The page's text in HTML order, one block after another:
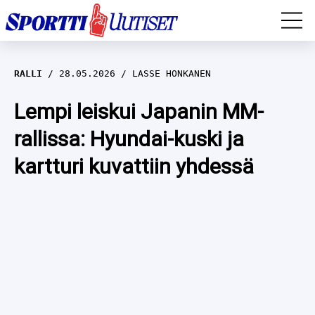
EM-YLEISURHEILU
JÄÄKIEKKO
YLEISURHEILU
WILMA HELTELÄ
TALVILAJIT
RALLI 28.05.2026 LASSE HONKANEN
Lempi leiskui Japanin MM-
rallissa: Hyundai-kuski ja
kartturi kuvattiin yhdessä